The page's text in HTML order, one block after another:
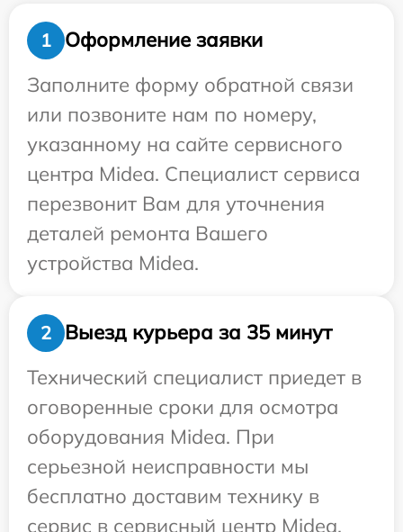
1
Оформление заявки
Заполните форму обратной связи
или позвоните нам по номеру,
указанному на сайте сервисного
центра Midea. Специалист сервиса
перезвонит Вам для уточнения
деталей ремонта Вашего
устройства Midea.
2
Выезд курьера за 35 минут
Технический специалист приедет в
оговоренные сроки для осмотра
оборудования Midea. При
серьезной неисправности мы
бесплатно доставим технику в
сервис в сервисный центр Midea.